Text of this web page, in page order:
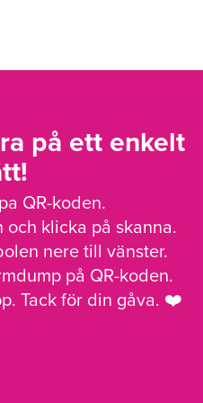
på ett enkelt
QR-koden.
och klicka på skanna.
nere till vänster.
på QR-koden.
Tack för din gåva. ❤️